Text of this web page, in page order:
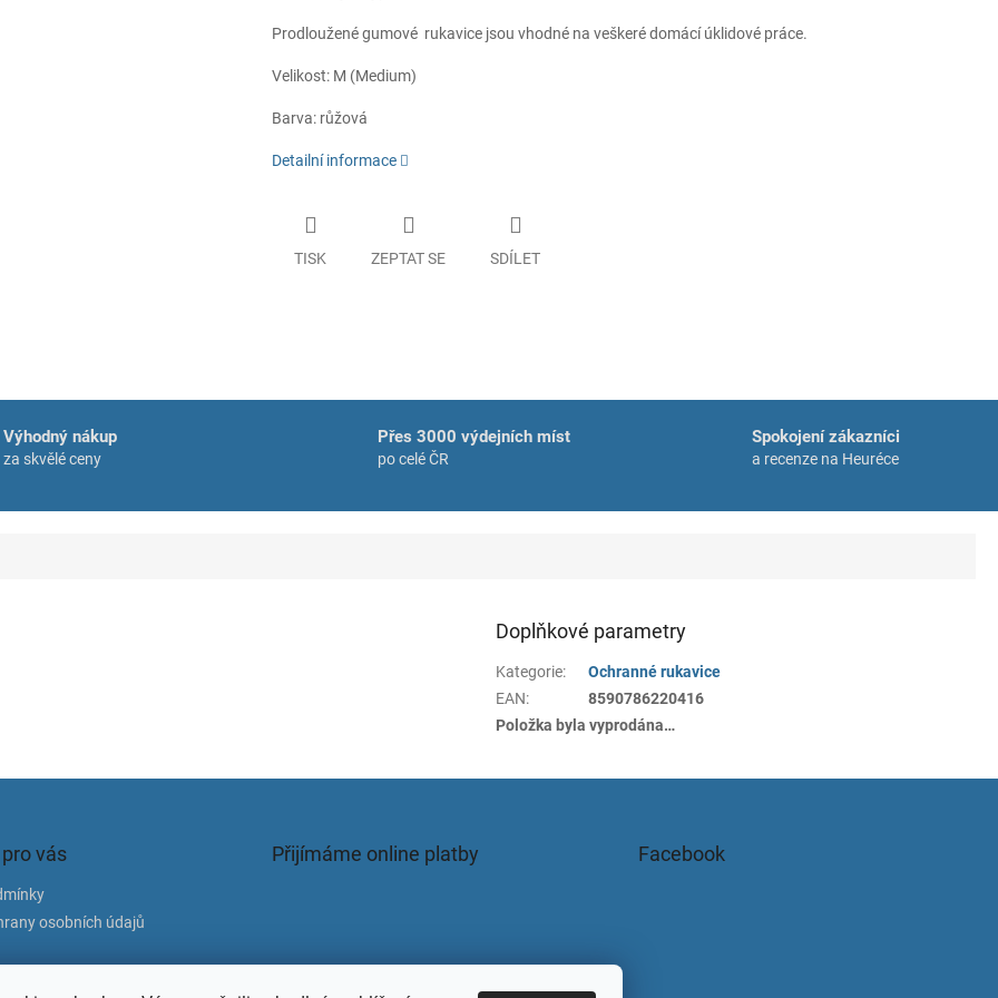
Prodloužené gumové rukavice jsou vhodné na veškeré domácí úklidové práce.
Velikost: M (Medium)
Barva: růžová
Detailní informace
TISK ZEPTAT SE SDÍLET
Výhodný nákup
za skvělé ceny
Přes 3000 výdejních míst
po celé ČR
Spokojení zákazníci
a recenze na Heuréce
Doplňkové parametry
Kategorie:
Ochranné rukavice
EAN:
8590786220416
Položka byla vyprodána…
vás
osobních údajů
Přijímáme online platby Facebook